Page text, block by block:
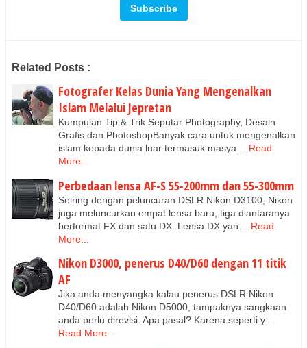
Related Posts :
Fotografer Kelas Dunia Yang Mengenalkan
Islam Melalui Jepretan
Kumpulan Tip & Trik Seputar Photography, Desain
Grafis dan PhotoshopBanyak cara untuk mengenalkan
islam kepada dunia luar termasuk masya…
Read
More...
Perbedaan lensa AF-S 55-200mm dan 55-300mm
Seiring dengan peluncuran DSLR Nikon D3100, Nikon
juga meluncurkan empat lensa baru, tiga diantaranya
berformat FX dan satu DX. Lensa DX yan…
Read
More...
Nikon D3000, penerus D40/D60 dengan 11 titik
AF
Jika anda menyangka kalau penerus DSLR Nikon
D40/D60 adalah Nikon D5000, tampaknya sangkaan
anda perlu direvisi. Apa pasal? Karena seperti y…
Read More...